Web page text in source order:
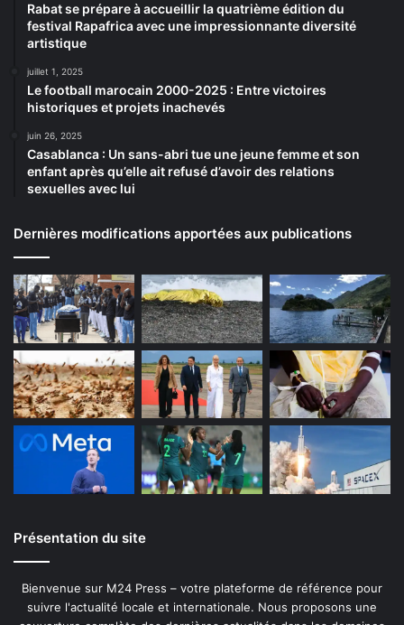
Rabat se prépare à accueillir la quatrième édition du
festival Rapafrica avec une impressionnante diversité
artistique
juillet 1, 2025
Le football marocain 2000-2025 : Entre victoires
historiques et projets inachevés
juin 26, 2025
Casablanca : Un sans-abri tue une jeune femme et son
enfant après qu’elle ait refusé d’avoir des relations
sexuelles avec lui
Dernières modifications apportées aux publications
Présentation du site
Bienvenue sur M24 Press – votre plateforme de référence pour
suivre l'actualité locale et internationale. Nous proposons une